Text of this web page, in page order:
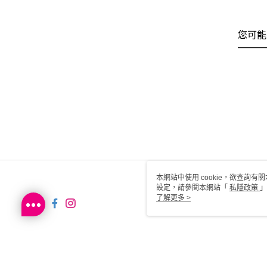
您可
本網站中使用 cookie，欲查詢有
設定，請參閱本網站「 私隱政策
用 cookie。
了解更多 >